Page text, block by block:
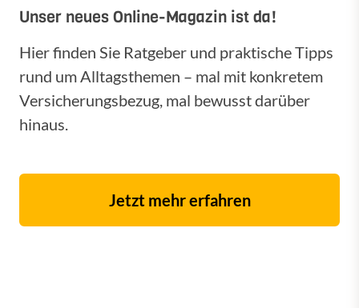
Unser neues Online-Magazin ist da!
Hier finden Sie Ratgeber und praktische Tipps
rund um Alltagsthemen – mal mit konkretem
Versicherungsbezug, mal bewusst darüber
hinaus.
Jetzt mehr erfahren